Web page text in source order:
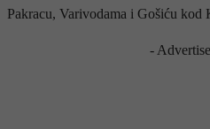
Pakracu, Varivodama i Gošiću kod
-